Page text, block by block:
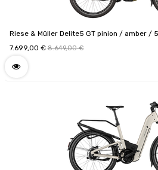
Riese & Müller Delite5 GT pinion / amber /
Comfort / 800 Wh / Puce RX ChiP / Code
7.699,00 € 8.649,00€